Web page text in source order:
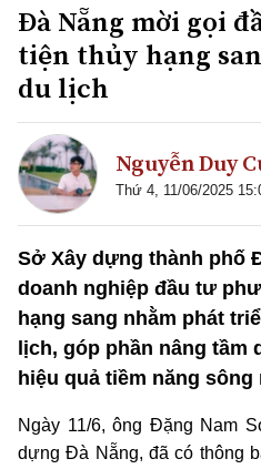
Đà Nẵng mời gọi
tiện thủy hạng
du lịch
Nguyễn Duy
Thứ 4, 11/06/2025
Sở Xây dựng thành phố
doanh nghiệp đầu tư
hạng sang nhằm phát
lịch, góp phần nâng tầm
hiệu quả tiềm năng
Ngày 11/6, ông Đặng Nam
dựng Đà Nẵng, đã có thông